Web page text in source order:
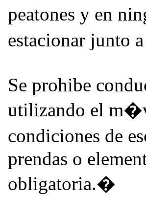
peatones y en
estacionar junto
Se prohibe
utilizando el
condiciones de
prendas o
obligatoria.�